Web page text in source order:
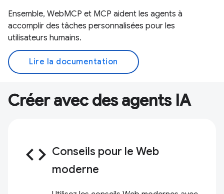
Ensemble, WebMCP et MCP aident les agents à
accomplir des tâches personnalisées pour les
utilisateurs humains.
Lire la documentation
Créer avec des agents IA
code Conseils pour le Web
moderne